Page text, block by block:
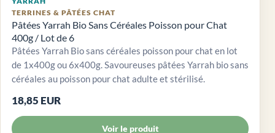
TERRINES & PÂTÉES CHAT
Pâtées Yarrah Bio Sans Céréales Poisson pour Chat
400g / Lot de 6
Pâtées Yarrah Bio sans céréales poisson pour chat en lot
de 1x400g ou 6x400g. Savoureuses pâtées Yarrah bio sans
céréales au poisson pour chat adulte et stérilisé.
18,85 EUR
Voir le produit